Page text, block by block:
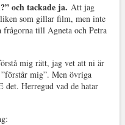
och tackade ja. Att jag
som gillar film, men inte
frågorna till Agneta och Petra
mig rätt, jag vet att ni är
mig”. Men övriga
Herregud vad de hatar